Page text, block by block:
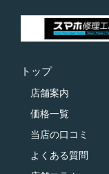
トップ
店舗案内
価格一覧
当店の口コミ
よくある質問